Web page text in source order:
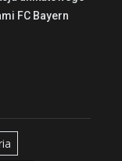
FC Bayern